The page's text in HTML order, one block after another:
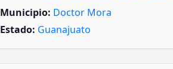
Municipio: Doctor Mora
Estado: Guanajuato